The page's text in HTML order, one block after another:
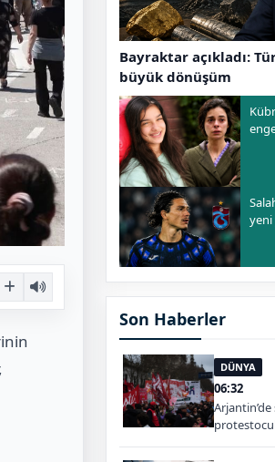
Bayraktar açıkladı:
büyük dönüşüm
yeni
Son Haberler
DÜNYA
06:32
Arjantin’de